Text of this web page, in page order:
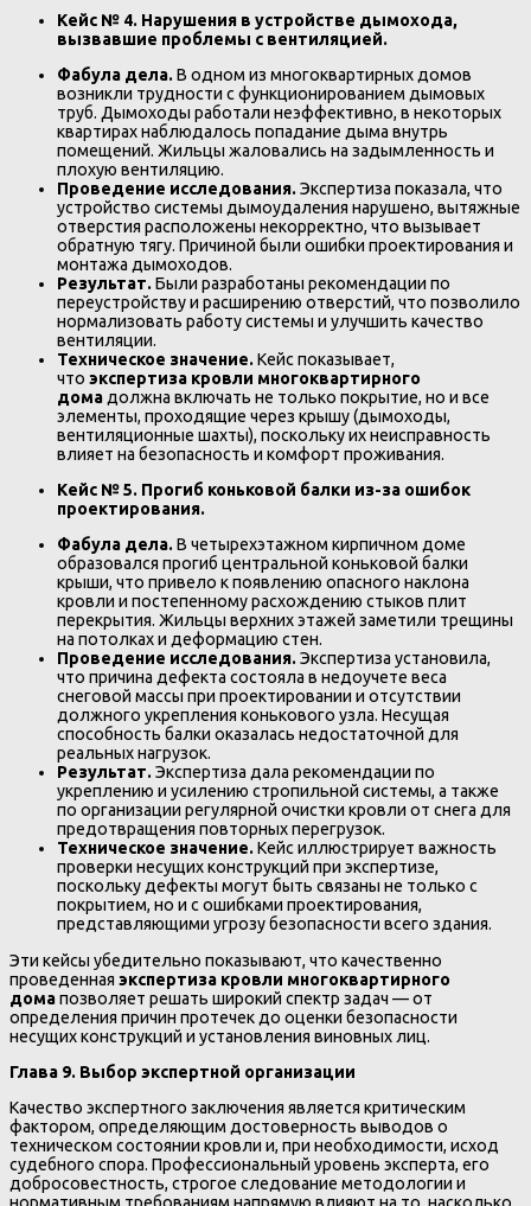
Кейс № 4. Нарушения в устройстве дымохода,
вызвавшие проблемы с вентиляцией.
Фабула дела.В одном из многоквартирных домов
возникли трудности с функционированием дымовых
труб. Дымоходы работали неэффективно, в некоторых
квартирах наблюдалось попадание дыма внутрь
помещений. Жильцы жаловались на задымленность и
плохую вентиляцию.
Проведение исследования.Экспертиза показала, что
устройство системы дымоудаления нарушено, вытяжные
отверстия расположены некорректно, что вызывает
обратную тягу. Причиной были ошибки проектирования и
монтажа дымоходов.
Результат.Были разработаны рекомендации по
переустройству и расширению отверстий, что позволило
нормализовать работу системы и улучшить качество
вентиляции.
Техническое значение.Кейс показывает,
что экспертиза кровли многоквартирного
домадолжна включать не только покрытие, но и все
элементы, проходящие через крышу (дымоходы,
вентиляционные шахты), поскольку их неисправность
влияет на безопасность и комфорт проживания.
Кейс № 5. Прогиб коньковой балки из-за ошибок
проектирования.
Фабула дела.В четырехэтажном кирпичном доме
образовался прогиб центральной коньковой балки
крыши, что привело к появлению опасного наклона
кровли и постепенному расхождению стыков плит
перекрытия. Жильцы верхних этажей заметили трещины
на потолках и деформацию стен.
Проведение исследования.Экспертиза установила,
что причина дефекта состояла в недоучете веса
снеговой массы при проектировании и отсутствии
должного укрепления конькового узла. Несущая
способность балки оказалась недостаточной для
реальных нагрузок.
Результат.Экспертиза дала рекомендации по
укреплению и усилению стропильной системы, а также
по организации регулярной очистки кровли от снега для
предотвращения повторных перегрузок.
Техническое значение.Кейс иллюстрирует важность
проверки несущих конструкций при экспертизе,
поскольку дефекты могут быть связаны не только с
покрытием, но и с ошибками проектирования,
представляющими угрозу безопасности всего здания.
Эти кейсы убедительно показывают, что качественно
проведенная экспертиза кровли многоквартирного
домапозволяет решать широкий спектр задач — от
определения причин протечек до оценки безопасности
несущих конструкций и установления виновных лиц.
Глава 9. Выбор экспертной организации
Качество экспертного заключения является критическим
фактором, определяющим достоверность выводов о
техническом состоянии кровли и, при необходимости, исход
судебного спора. Профессиональный уровень эксперта, его
добросовестность, строгое следование методологии и
нормативным требованиям напрямую влияют на то, насколько